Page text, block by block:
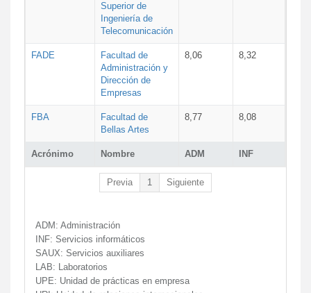
Acrónimo Nombre ADM INF
Superior de
Ingeniería de
Telecomunicación
FADE
Facultad de
Administración y
Dirección de
Empresas
8,06 8,32
FBA
Facultad de
Bellas Artes
8,77 8,08
Previa 1 Siguiente
ADM: Administración
INF: Servicios informáticos
SAUX: Servicios auxiliares
LAB: Laboratorios
UPE: Unidad de prácticas en empresa